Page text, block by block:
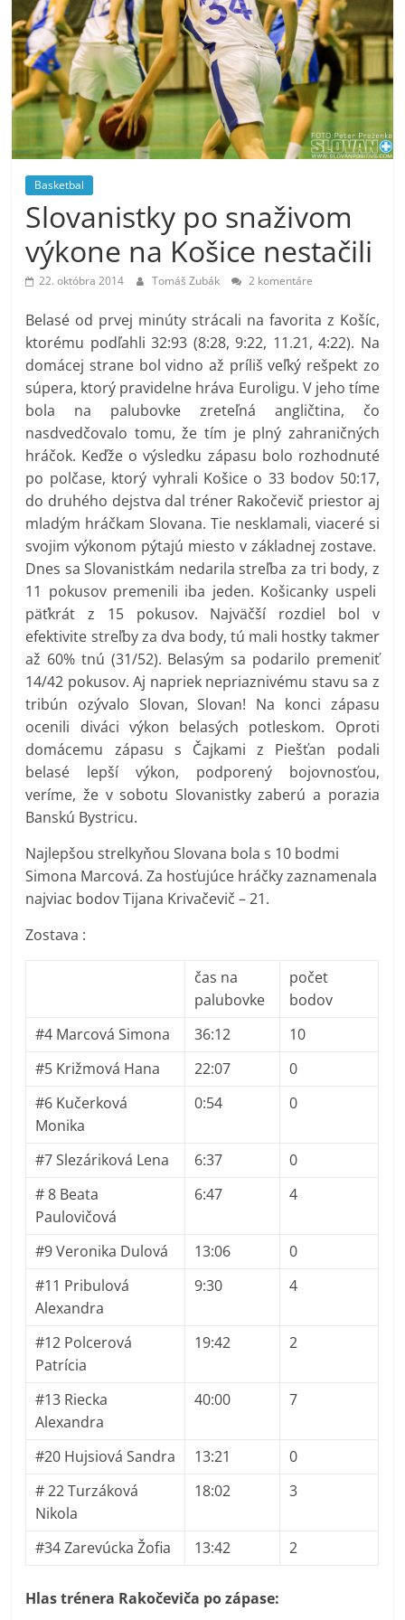
Basketbal
Slovanistky po snaživom
výkone na Košice nestačili
22. októbra 2014 Tomáš Zubák 2 komentáre
Belasé od prvej minúty strácali na favorita z Košíc,
ktorému podľahli 32:93 (8:28, 9:22, 11.21, 4:22). Na
domácej strane bol vidno až príliš veľký rešpekt zo
súpera, ktorý pravidelne hráva Euroligu. V jeho tíme
bola na palubovke zreteľná angličtina, čo
nasdvedčovalo tomu, že tím je plný zahraničných
hráčok. Keďže o výsledku zápasu bolo rozhodnuté
po polčase, ktorý vyhrali Košice o 33 bodov 50:17,
do druhého dejstva dal tréner Rakočevič priestor aj
mladým hráčkam Slovana. Tie nesklamali, viaceré si
svojim výkonom pýtajú miesto v základnej zostave.
Dnes sa Slovanistkám nedarila streľba za tri body, z
11 pokusov premenili iba jeden. Košicanky uspeli
päťkrát z 15 pokusov. Najväčší rozdiel bol v
efektivite streľby za dva body, tú mali hostky takmer
až 60% tnú (31/52). Belasým sa podarilo premeniť
14/42 pokusov. Aj napriek nepriaznivému stavu sa z
tribún ozývalo Slovan, Slovan! Na konci zápasu
ocenili diváci výkon belasých potleskom. Oproti
domácemu zápasu s Čajkami z Piešťan podali
belasé lepší výkon, podporený bojovnosťou,
veríme, že v sobotu Slovanistky zaberú a porazia
Banskú Bystricu.
Najlepšou strelkyňou Slovana bola s 10 bodmi
Simona Marcová. Za hosťujúce hráčky zaznamenala
najviac bodov Tijana Krivačevič – 21.
Zostava :
čas na
palubovke
počet
bodov
#4 Marcová Simona
36:12
10
#5 Križmová Hana
22:07
0
#6 Kučerková
Monika
0:54 0
#7 Slezáriková Lena 6:37
0
# 8 Beata
Paulovičová
6:47 4
#9 Veronika Dulová 13:06
0
#11 Pribulová
Alexandra
9:30 4
#12 Polcerová
Patrícia
19:42 2
#13 Riecka
Alexandra
40:00 7
#20 Hujsiová Sandra 13:21
0
# 22 Turzáková
Nikola
18:02 3
#34 Zarevúcka Žofia 13:42 2
Hlas trénera Rakočeviča po zápase: